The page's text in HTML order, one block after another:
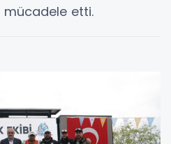
mücadele etti.